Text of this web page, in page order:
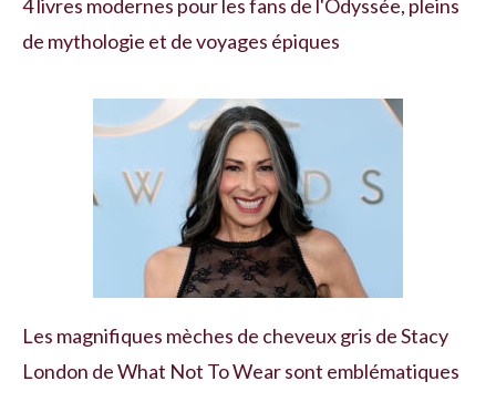
4 livres modernes pour les fans de l'Odyssée, pleins
de mythologie et de voyages épiques
Les magnifiques mèches de cheveux gris de Stacy
London de What Not To Wear sont emblématiques